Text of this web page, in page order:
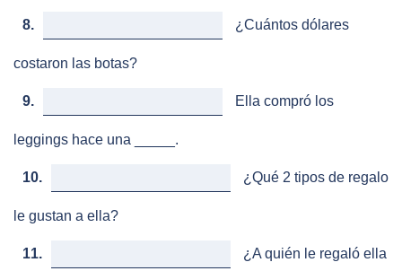
8. ¿Cuántos dólares
costaron las botas?
9. Ella compró los
leggings hace una _____.
10. ¿Qué 2 tipos de regalo
le gustan a ella?
11. ¿A quién le regaló ella